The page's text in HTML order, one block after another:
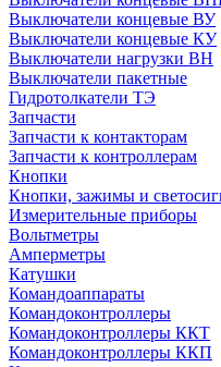
Выключатели концевые ВУ
Выключатели концевые КУ
Выключатели нагрузки ВН
Выключатели пакетные
Гидротолкатели ТЭ
Запчасти
Запчасти к контакторам
Запчасти к контроллерам
Кнопки
Кнопки, зажимы и
Измерительные приборы
Вольтметры
Амперметры
Катушки
Командоаппараты
Командоконтроллеры
Командоконтроллеры ККТ
Командоконтроллеры ККП